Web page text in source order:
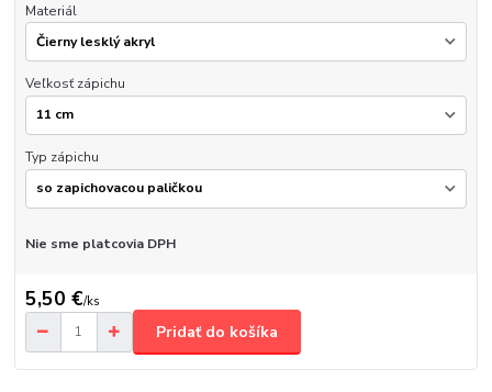
Materiál
Veľkosť zápichu
Typ zápichu
Nie sme platcovia DPH
5,50 €/ks
Pridať do košíka